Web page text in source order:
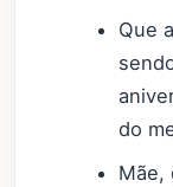
Que
do
Mãe,